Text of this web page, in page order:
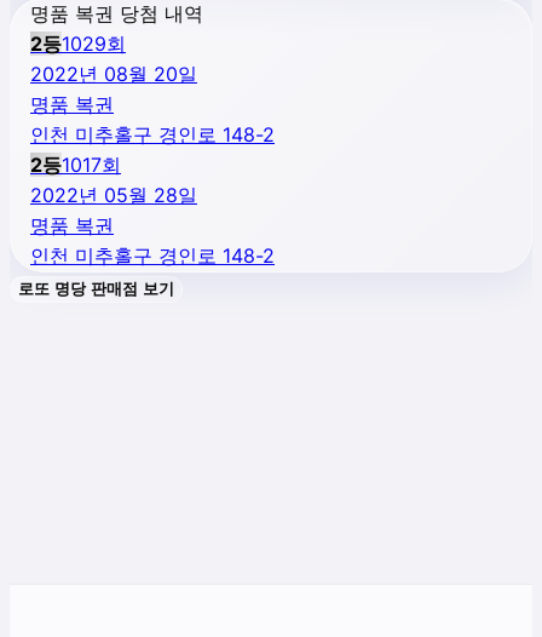
명품 복권 당첨 내역
2등1029회
2022년 08월 20일
명품 복권
인천 미추홀구 경인로 148-2
2등1017회
2022년 05월 28일
명품 복권
인천 미추홀구 경인로 148-2
로또 명당 판매점 보기